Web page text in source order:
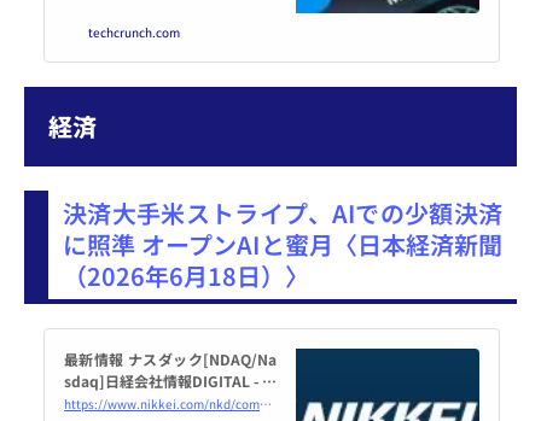
techcrunch.com
経済
決済大手米ストライプ、AIでの少額決済
に照準 オープンAIと蜜月〈日本経済新聞
（2026年6月18日）〉
最新情報 ナスダック[NDAQ/Na
sdaq]日経会社情報DIGITAL - 日
本経済新聞
https://www.nikkei.com/nkd/company/us/NDAQ/news/?DisplayType=1&#038;ng=DGXZQOUC085BD008062026000000